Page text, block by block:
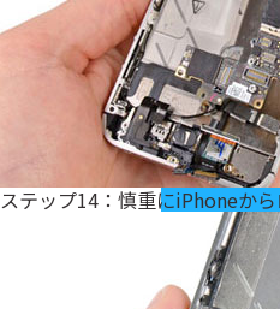
ステップ14：慎重にiPhoneか